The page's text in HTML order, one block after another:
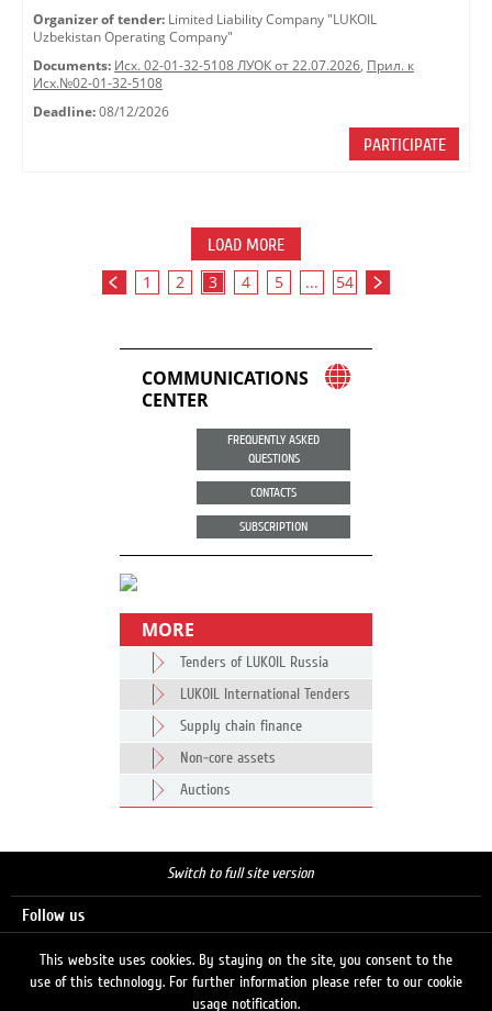
Organizer of tender: Limited Liability Company "LUKOIL
Uzbekistan Operating Company"
Documents: Исх. 02-01-32-5108 ЛУОК от 22.07.2026, Прил. к
Исх.№02-01-32-5108
Deadline: 08/12/2026
PARTICIPATE
LOAD MORE
1 2 3 4 5 ... 54
COMMUNICATIONS
CENTER
FREQUENTLY ASKED
QUESTIONS
CONTACTS
SUBSCRIPTION
MORE
Tenders of LUKOIL Russia
LUKOIL International Tenders
Supply chain finance
Non-core assets
Auctions
Switch to full site version
Follow us
This website uses cookies. By staying on the site, you consent to the
use of this technology. For further information please refer to our cookie
usage notification.